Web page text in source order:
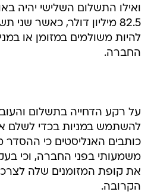
82.5 מיליון דולר, כאשר שני
להיות משולמים במזומן או
החברה.
על רקע הדחייה בתשלום
להשתמש במניות בכדי לשלם
כותבים האנליסטים כי ההסדר
משמעותי בפני החברה, וכי
את קופת המזומנים שלה
הקרובה.